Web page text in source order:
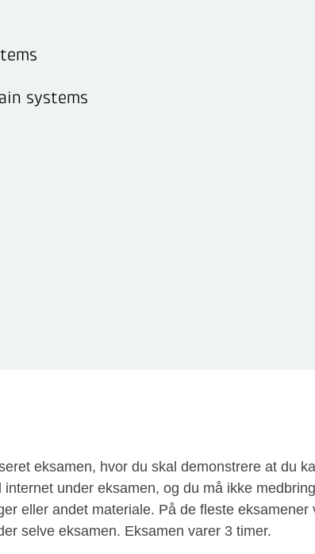
systems
eksamen, hvor du skal demonstrere at du
under eksamen, og du må ikke
eller andet materiale. På de fleste
selve eksamen. Eksamen varer 3 timer.